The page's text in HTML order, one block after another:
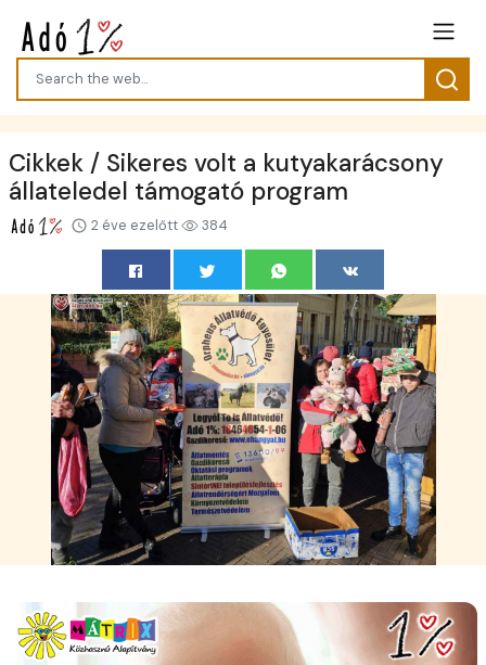
Cikkek / Sikeres volt a kutyakarácsony
állateledel támogató program
2 éve ezelőtt 384